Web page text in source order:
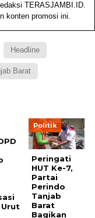
TERASJAMBI.ID.
konten promosi ini.
Headline
Barat
Politik
Peringati
HUT Ke-7,
Partai
Perindo
Tanjab
Barat
Bagikan